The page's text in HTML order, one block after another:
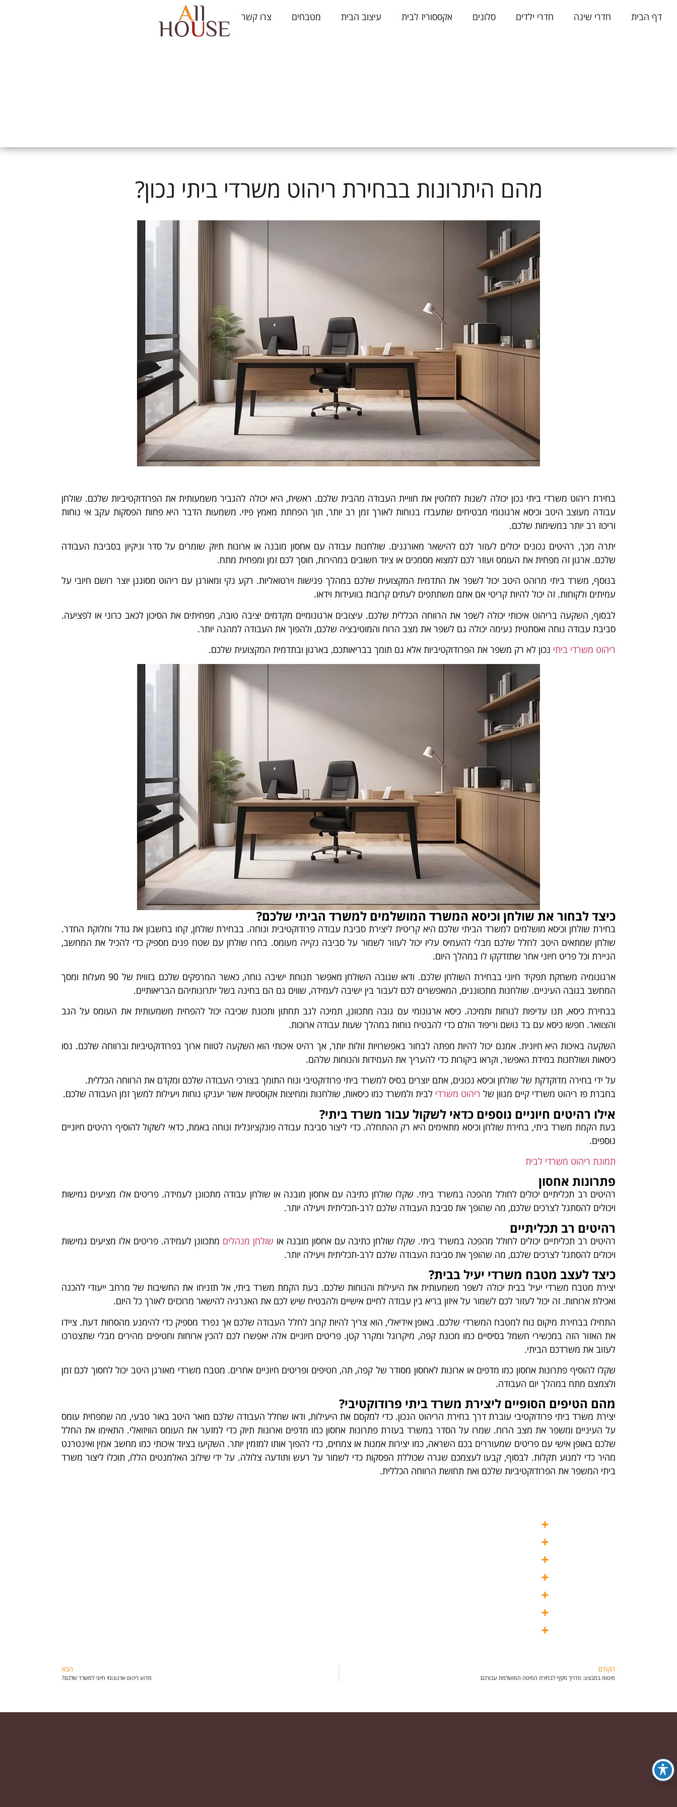
דף הבית חדרי שינה חדרי ילדים סלונים אקססוריז לבית עיצוב הבית מטבחים צרו קשר
מהם היתרונות בבחירת ריהוט משרדי ביתי נכון?
בחירת ריהוט משרדי ביתי נכון יכולה לשנות לחלוטין את חוויית העבודה מהבית שלכם. ראשית, היא יכולה להגביר משמעותית את הפרודוקטיביות שלכם. שולחן
עבודה מעוצב היטב וכיסא ארגונומי מבטיחים שתעבדו בנוחות לאורך זמן רב יותר, תוך הפחתת מאמץ פיזי. משמעות הדבר היא פחות הפסקות עקב אי נוחות
וריכוז רב יותר במשימות שלכם.
יתרה מכך, רהיטים נכונים יכולים לעזור לכם להישאר מאורגנים. שולחנות עבודה עם אחסון מובנה או ארונות תיוק שומרים על סדר וניקיון בסביבת העבודה
שלכם. ארגון זה מפחית את העומס ועוזר לכם למצוא מסמכים או ציוד חשובים במהירות, חוסך לכם זמן ומפחית מתח.
בנוסף, משרד ביתי מרוהט היטב יכול לשפר את התדמית המקצועית שלכם במהלך פגישות וירטואליות. רקע נקי ומאורגן עם ריהוט מסוגנן יוצר רושם חיובי על
עמיתים ולקוחות. זה יכול להיות קריטי אם אתם משתתפים לעתים קרובות בוועידות וידאו.
לבסוף, השקעה בריהוט איכותי יכולה לשפר את הרווחה הכללית שלכם. עיצובים ארגונומיים מקדמים יציבה טובה, מפחיתים את הסיכון לכאב כרוני או לפציעה.
סביבת עבודה נוחה ואסתטית נעימה יכולה גם לשפר את מצב הרוח והמוטיבציה שלכם, ולהפוך את העבודה למהנה יותר.
ריהוט משרדי ביתי נכון לא רק משפר את הפרודוקטיביות אלא גם תומך בבריאותכם, בארגון ובתדמית המקצועית שלכם.
כיצד לבחור את שולחן וכיסא המשרד המושלמים למשרד הביתי שלכם?
בחירת שולחן וכיסא מושלמים למשרד הביתי שלכם היא קריטית ליצירת סביבת עבודה פרודוקטיבית ונוחה. בבחירת שולחן, קחו בחשבון את גודל וחלוקת החדר.
שולחן שמתאים היטב לחלל שלכם מבלי להעמיס עליו יכול לעזור לשמור על סביבה נקייה מעומס. בחרו שולחן עם שטח פנים מספיק כדי להכיל את המחשב,
הניירת וכל פריט חיוני אחר שתזדקקו לו במהלך היום.
ארגונומיה משחקת תפקיד חיוני בבחירת השולחן שלכם. ודאו שגובה השולחן מאפשר תנוחת ישיבה נוחה, כאשר המרפקים שלכם בזווית של 90 מעלות ומסך
המחשב בגובה העיניים. שולחנות מתכווננים, המאפשרים לכם לעבור בין ישיבה לעמידה, שווים גם הם בחינה בשל יתרונותיהם הבריאותיים.
בבחירת כיסא, תנו עדיפות לנוחות ותמיכה. כיסא ארגונומי עם גובה מתכוונן, תמיכה לגב תחתון ותכונת שכיבה יכול להפחית משמעותית את העומס על הגב
והצוואר. חפשו כיסא עם בד נושם וריפוד הולם כדי להבטיח נוחות במהלך שעות עבודה ארוכות.
השקעה באיכות היא חיונית. אמנם יכול להיות מפתה לבחור באפשרויות זולות יותר, אך רהיט איכותי הוא השקעה לטווח ארוך בפרודוקטיביות וברווחה שלכם. נסו
כיסאות ושולחנות במידת האפשר, וקראו ביקורות כדי להעריך את העמידות והנוחות שלהם.
על ידי בחירה מדוקדקת של שולחן וכיסא נכונים, אתם יוצרים בסיס למשרד ביתי פרודוקטיבי ונוח התומך בצורכי העבודה שלכם ומקדם את הרווחה הכללית.
בחברת פז ריהוט משרדי קיים מגוון של ריהוט משרדי לבית ולמשרד כמו כיסאות, שולחנות ומחיצות אקוסטיות אשר יעניקו נוחות ויעילות למשך זמן העבודה שלכם.
אילו רהיטים חיוניים נוספים כדאי לשקול עבור משרד ביתי?
בעת הקמת משרד ביתי, בחירת שולחן וכיסא מתאימים היא רק ההתחלה. כדי ליצור סביבת עבודה פונקציונלית ונוחה באמת, כדאי לשקול להוסיף רהיטים חיוניים
נוספים.
תמונת ריהוט משרדי לבית
פתרונות אחסון
רהיטים רב תכליתיים יכולים לחולל מהפכה במשרד ביתי. שקלו שולחן כתיבה עם אחסון מובנה או שולחן עבודה מתכוונן לעמידה. פריטים אלו מציעים גמישות
ויכולים להסתגל לצרכים שלכם, מה שהופך את סביבת העבודה שלכם לרב-תכליתית ויעילה יותר.
רהיטים רב תכליתיים
רהיטים רב תכליתיים יכולים לחולל מהפכה במשרד ביתי. שקלו שולחן כתיבה עם אחסון מובנה או שולחן מנהלים מתכוונן לעמידה. פריטים אלו מציעים גמישות
ויכולים להסתגל לצרכים שלכם, מה שהופך את סביבת העבודה שלכם לרב-תכליתית ויעילה יותר.
כיצד לעצב מטבח משרדי יעיל בבית?
יצירת מטבח משרדי יעיל בבית יכולה לשפר משמעותית את היעילות והנוחות שלכם. בעת הקמת משרד ביתי, אל תזניחו את החשיבות של מרחב ייעודי להכנה
ואכילת ארוחות. זה יכול לעזור לכם לשמור על איזון בריא בין עבודה לחיים אישיים ולהבטיח שיש לכם את האנרגיה להישאר מרוכזים לאורך כל היום.
התחילו בבחירת מיקום נוח למטבח המשרדי שלכם. באופן אידיאלי, הוא צריך להיות קרוב לחלל העבודה שלכם אך נפרד מספיק כדי להימנע מהסחות דעת. ציידו
את האזור הזה במכשירי חשמל בסיסיים כמו מכונת קפה, מיקרוגל ומקרר קטן. פריטים חיוניים אלה יאפשרו לכם להכין ארוחות וחטיפים מהירים מבלי שתצטרכו
לעזוב את משרדכם הביתי.
שקלו להוסיף פתרונות אחסון כמו מדפים או ארונות לאחסון מסודר של קפה, תה, חטיפים ופריטים חיוניים אחרים. מטבח משרדי מאורגן היטב יכול לחסוך לכם זמן
ולצמצם מתח במהלך יום העבודה.
מהם הטיפים הסופיים ליצירת משרד ביתי פרודוקטיבי?
יצירת משרד ביתי פרודוקטיבי עוברת דרך בחירת הריהוט הנכון. כדי למקסם את היעילות, ודאו שחלל העבודה שלכם מואר היטב באור טבעי, מה שמפחית עומס
על העיניים ומשפר את מצב הרוח. שמרו על הסדר במשרד בעזרת פתרונות אחסון כמו מדפים וארונות תיוק כדי למזער את העומס הוויזואלי. התאימו את החלל
שלכם באופן אישי עם פריטים שמעוררים בכם השראה, כמו יצירות אמנות או צמחים, כדי להפוך אותו למזמין יותר. השקיעו בציוד איכותי כמו מחשב אמין ואינטרנט
מהיר כדי למנוע תקלות. לבסוף, קבעו לעצמכם שגרה שכוללת הפסקות כדי לשמור על רעש ותודעה צלולה. על ידי שילוב האלמנטים הללו, תוכלו ליצור משרד
ביתי המשפר את הפרודוקטיביות שלכם ואת תחושת הרווחה הכללית.
הקודם
מיטות במבצע: מדריך מקיף לבחירת המיטה המושלמת עבורכם
הבא
מדוע ריהוט ארגונומי חיוני למשרד שלכם?